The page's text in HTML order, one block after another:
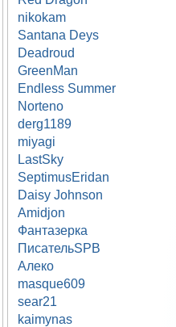
nikokam
Santana Deys
Deadroud
GreenMan
Endless Summer
Norteno
derg1189
miyagi
LastSky
SeptimusEridan
Daisy Johnson
Amidjon
Фантазерка
ПисательSPB
Aлеко
masque609
sear21
kaimynas